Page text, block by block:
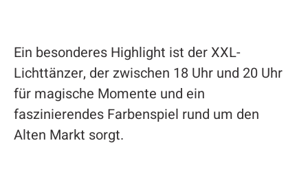
Ein besonderes Highlight ist der XXL-
Lichttänzer, der zwischen 18 Uhr und 20 Uhr
für magische Momente und ein
faszinierendes Farbenspiel rund um den
Alten Markt sorgt.